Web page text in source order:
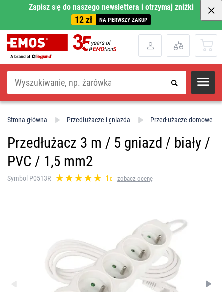
Zapisz się do naszego newslettera i otrzymaj zniżki
12 zł NA PIERWSZY ZAKUP
Szukaj
Strona główna Przedłużacze i gniazda Przedłużacze domowe
Przedłużacz 3 m / 5 gniazd / biały /
PVC / 1,5 mm2
Symbol P0513R 1x zobacz ocenę